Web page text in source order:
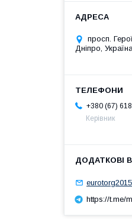
просп.
Дніпро,
+380 (67)
Керівник
https://t.me/